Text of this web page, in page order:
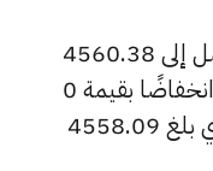
وانخفض سعر الأونصة بالدولار ليصل إلى 4560.38
جنيهًا للبيع و0 جنيهًا للشراء، بعد انخفاضًا بقيمة 0
جنيهات مقارنة بالسعر السابق الذي بلغ 4558.09